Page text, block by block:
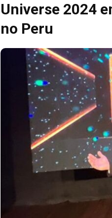
Universe 2024
no Peru